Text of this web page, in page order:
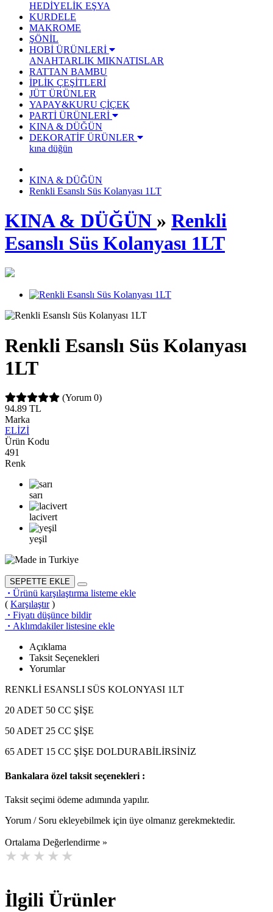
HEDİYELİK EŞYA
KURDELE
MAKROME
ŞÖNİL
HOBİ ÜRÜNLERİ
ANAHTARLIK MIKNATISLAR
RATTAN BAMBU
İPLİK ÇEŞİTLERİ
JÜT ÜRÜNLER
YAPAY&KURU ÇİÇEK
PARTİ ÜRÜNLERİ
KINA & DÜĞÜN
DEKORATİF ÜRÜNLER
kına düğün
KINA & DÜĞÜN
Renkli Esanslı Süs Kolanyası 1LT
KINA & DÜĞÜN » Renkli
Esanslı Süs Kolanyası 1LT
Renkli Esanslı Süs Kolanyası
1LT
(Yorum 0)
94.89 TL
Marka
ELİZİ
Ürün Kodu
491
Renk
sarı
lacivert
yeşil
SEPETTE EKLE
· Ürünü karşılaştırma listeme ekle
( Karşılaştır)
· Fiyatı düşünce bildir
· Aklımdakiler listesine ekle
Açıklama
Taksit Seçenekleri
Yorumlar
RENKLİ ESANSLI SÜS KOLONYASI 1LT
20 ADET 50 CC ŞİŞE
50 ADET 25 CC ŞİŞE
65 ADET 15 CC ŞİŞE DOLDURABİLİRSİNİZ
Bankalara özel taksit seçenekleri :
Taksit seçimi ödeme adımında yapılır.
Yorum / Soru ekleyebilmek için üye olmanız gerekmektedir.
Ortalama Değerlendirme »
İlgili Ürünler